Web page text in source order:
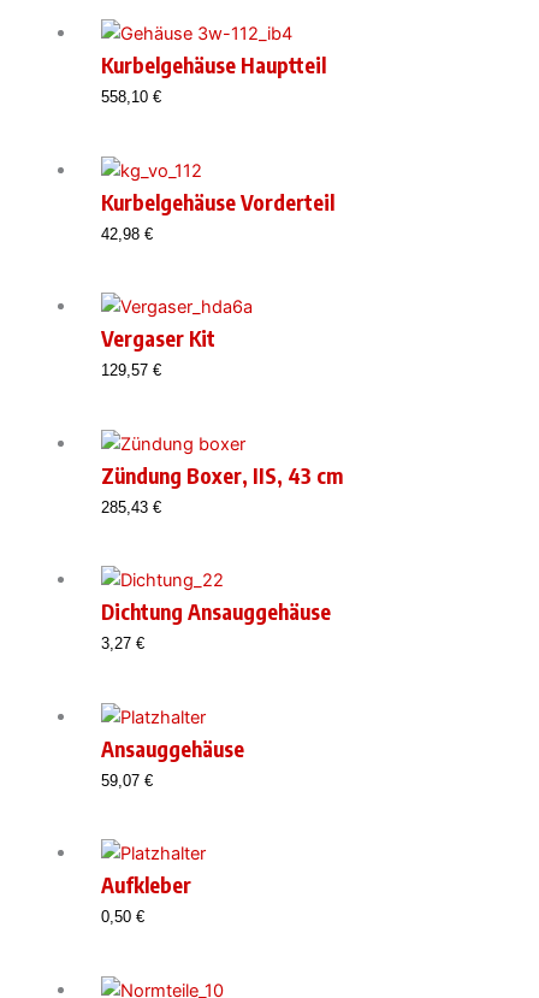
Kurbelgehäuse Hauptteil
558,10 €
Kurbelgehäuse Vorderteil
42,98 €
Vergaser Kit
129,57 €
Zündung Boxer, IIS, 43 cm
285,43 €
Dichtung Ansauggehäuse
3,27 €
Ansauggehäuse
59,07 €
Aufkleber
0,50 €